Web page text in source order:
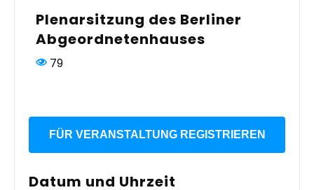
Plenarsitzung des Berliner
Abgeordnetenhauses
79
FÜR VERANSTALTUNG REGISTRIEREN
Datum und Uhrzeit